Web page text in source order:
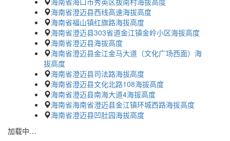
海南省澄迈县西线高速海拔高度
海南省福山镇红旗路海拔高度
海南省澄迈县303省道金江镇金岭小区海拔高度
海南省澄迈县海拔高度
海南省澄迈县金江金马大道（文化广场西面）海
拔高度
海南省澄迈县司法路海拔高度
海南省澄迈县文化北路108海拔高度
海南省澄迈县南海大道4海拔高度
海南省海南省澄迈县金江镇环城西路海拔高度
海南省澄迈县凹肚园海拔高度
加载中…